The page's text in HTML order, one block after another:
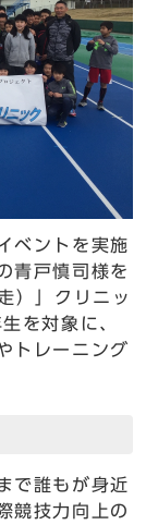
ベントを実施
青戸慎司様を
）」クリニッ
を対象に、
トレーニング
で誰もが身近
競技力向上の